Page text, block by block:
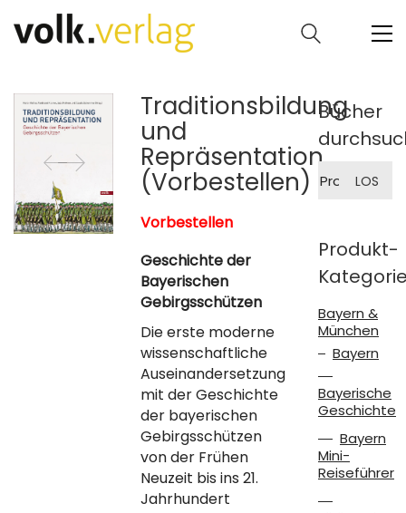
Traditionsbildung
und
Repräsentation
(Vorbestellen)
Vorbestellen
Geschichte der
Bayerischen
Gebirgsschützen
Die erste moderne
wissenschaftliche
Auseinandersetzung
mit der Geschichte
der bayerischen
Gebirgsschützen
von der Frühen
Neuzeit bis ins 21.
Jahrhundert
Bücher
nach:
LOS
Produkt-
Bayern &
München
Bayern
Bayerische
Geschichte
Bayern
Mini-
Reiseführer